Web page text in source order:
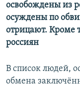
освобождены из
осуждены по
отрицают. Кроме
россиян
В список людей,
обмена